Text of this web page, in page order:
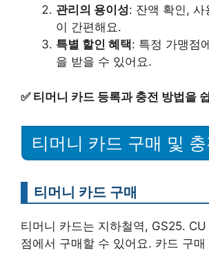
관리의 용이성: 잔액 확인, 사
이 간편해요.
특별 할인 혜택: 특정 가맹점
을 받을 수 있어요.
✅ 티머니 카드 등록과 충전 방법을
티머니 카드 구매 및
티머니 카드 구매
티머니 카드는 지하철역, GS25. CU
점에서 구매할 수 있어요. 카드 구매